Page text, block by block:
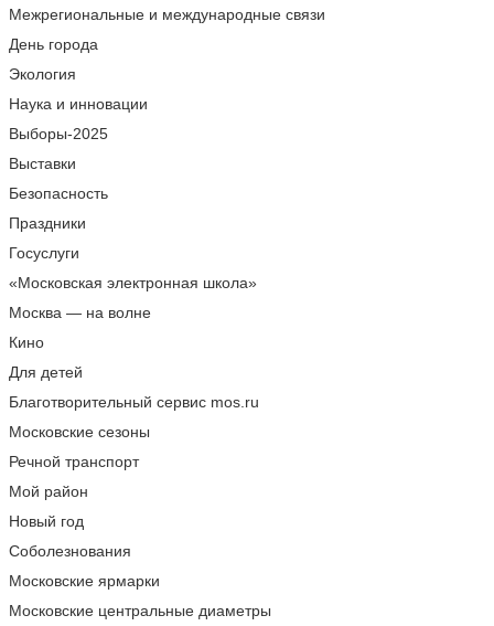
Межрегиональные и международные связи
День города
Экология
Наука и инновации
Выборы-2025
Выставки
Безопасность
Праздники
Госуслуги
«Московская электронная школа»
Москва — на волне
Кино
Для детей
Благотворительный сервис mos.ru
Московские сезоны
Речной транспорт
Мой район
Новый год
Соболезнования
Московские ярмарки
Московские центральные диаметры